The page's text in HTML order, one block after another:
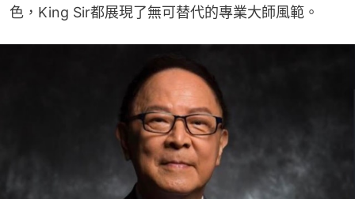
色，King Sir都展現了無可替代的專業大師風範。